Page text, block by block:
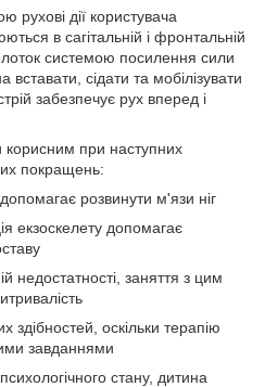
рухові дії користувача
в сагітальній і фронтальній
системою посилення сили
сідати та мобілізувати
забезпечує рух вперед і
корисним при наступних
покращень:
розвинути м'язи ніг
екзоскелету допомагає
недостатності, заняття з цим
здібностей, оскільки терапію
завданнями
стану, дитина